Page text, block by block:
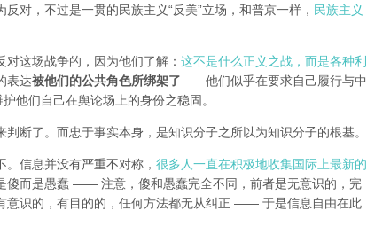
对，不过是一贯的民族主义“反美”立场，和普京一样， 民族主义
这场战争的，因为他们了解： 这不是什么正义之战，而是各种利
表达被他们的公共角色所绑架了——他们似乎在要求自己履行与中
他们自己在舆论场上的身份之稳固。
断了。而忠于事实本身，是知识分子之所以为知识分子的根基。
信息并没有严重不对称， 很多人一直在积极地收集国际上最新的
傻而是愚蠢 —— 注意，傻和愚蠢完全不同，前者是无意识的，完
意识的，有目的的，任何方法都无从纠正 —— 于是信息自由在此